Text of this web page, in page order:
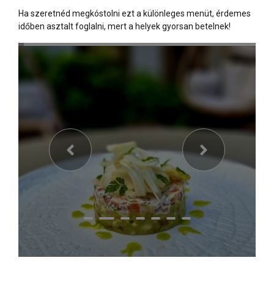
Ha szeretnéd megkóstolni ezt a különleges menüt, érdemes
időben asztalt foglalni, mert a helyek gyorsan betelnek!